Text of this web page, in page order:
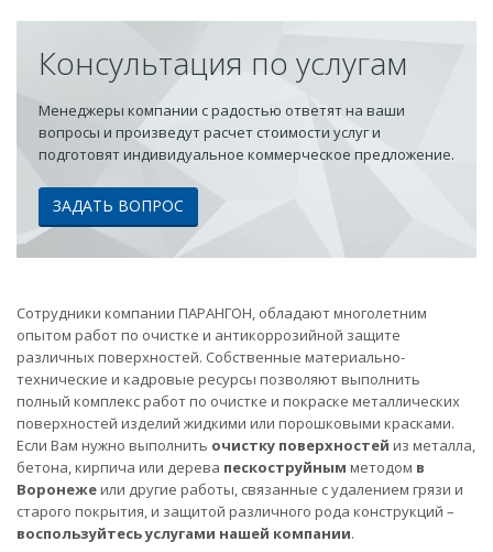
Консультация по услугам
Менеджеры компании с радостью ответят на ваши
вопросы и произведут расчет стоимости услуг и
подготовят индивидуальное коммерческое предложение.
ЗАДАТЬ ВОПРОС
Сотрудники компании ПАРАНГОН, обладают многолетним
опытом работ по очистке и антикоррозийной защите
различных поверхностей. Собственные материально-
технические и кадровые ресурсы позволяют выполнить
полный комплекс работ по очистке и покраске металлических
поверхностей изделий жидкими или порошковыми красками.
Если Вам нужно выполнить очистку поверхностей из металла,
бетона, кирпича или дерева пескоструйным методом в
Воронежеили другие работы, связанные с удалением грязи и
старого покрытия, и защитой различного рода конструкций –
воспользуйтесь услугами нашей компании.